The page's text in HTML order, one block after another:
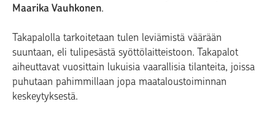
Maarika Vauhkonen.
Takapalolla tarkoitetaan tulen leviämistä väärään
suuntaan, eli tulipesästä syöttölaitteistoon. Takapalot
aiheuttavat vuosittain lukuisia vaarallisia tilanteita, joissa
puhutaan pahimmillaan jopa maataloustoiminnan
keskeytyksestä.